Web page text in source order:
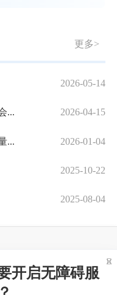
更多>
2026-05-14
... 2026-04-15
... 2026-01-04
2025-10-22
2025-08-04
开启无障碍服
